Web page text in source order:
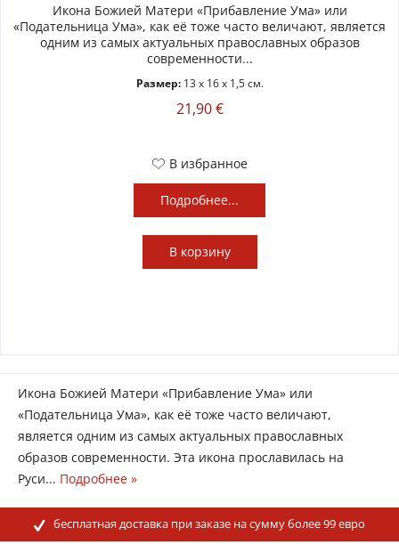
Икона Божией Матери «Прибавление Ума» или
«Подательница Ума», как её тоже часто величают, является
одним из самых актуальных православных образов
современности...
Размер:13 x 16 x 1,5 см.
21,90 €
В избранное
Подробнее...
В корзину
Икона Божией Матери «Прибавление Ума» или
«Подательница Ума», как её тоже часто величают,
является одним из самых актуальных православных
образов современности. Эта икона прославилась на
Руси... Подробнее »
бесплатная доставка при заказе на сумму более 99 евро